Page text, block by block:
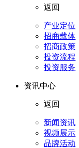
返回
产业定位
招商载体
招商政策
投资流程
投资服务
资讯中心
返回
新闻资讯
视频展示
品牌活动